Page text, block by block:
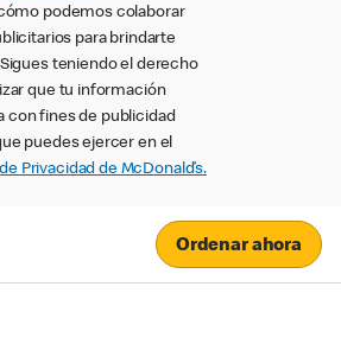
podemos colaborar
para brindarte
teniendo el derecho
que tu información
con fines de publicidad
puedes ejercer en el
Privacidad de McDonald’s.
Ordenar ahora